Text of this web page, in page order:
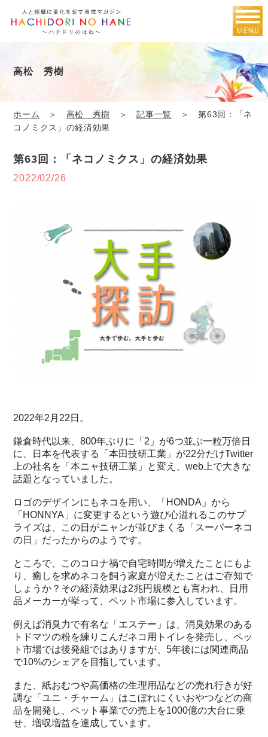
高松 秀樹
ホーム ＞ 高松 秀樹 ＞記事一覧 ＞ 第63回：「ネ
コノミクス」の経済効果
第63回：「ネコノミクス」の経済効果
2022/02/26
2022年2月22日。
鎌倉時代以来、800年ぶりに「2」が6つ並ぶ一粒万倍日
に、日本を代表する「本田技研工業」が22分だけTwitter
上の社名を「本ニャ技研工業」と変え、web上で大きな
話題となっていました。
ロゴのデザインにもネコを用い、「HONDA」から
「HONNYA」に変更するという遊び心溢れるこのサプ
ライズは、この日がニャンが並びまくる「スーパーネコ
の日」だったからのようです。
ところで、このコロナ禍で自宅時間が増えたことにもよ
り、癒しを求めネコを飼う家庭が増えたことはご存知で
しょうか？その経済効果は2兆円規模とも言われ、日用
品メーカーが挙って、ペット市場に参入しています。
例えば消臭力で有名な「エステー」は、消臭効果のある
トドマツの粉を練りこんだネコ用トイレを発売し、ペッ
ト市場では後発組ではありますが、5年後には関連商品
で10%のシェアを目指しています。
また、紙おむつや高価格の生理用品などの売れ行きが好
調な「ユニ・チャーム」はこぼれにくいおやつなどの商
品を開発し、ペット事業での売上を1000億の大台に乗
せ、増収増益を達成しています。